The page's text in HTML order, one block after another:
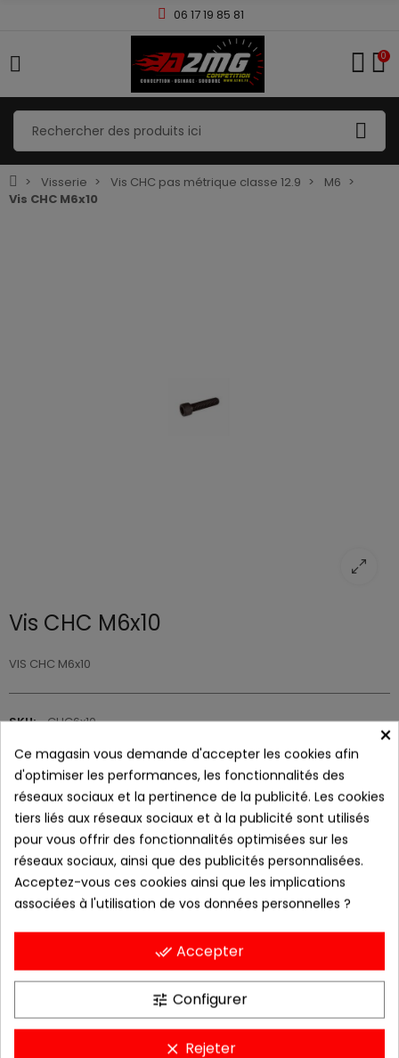
06 17 19 85 81
0
Visserie Vis CHC pas métrique classe 12.9
M6
Vis CHC M6x10
Vis CHC M6x10
VIS CHC M6x10
SKU: CHC6x10
0,10 €
− AJOUTER AU PANIER
Ajouter à la liste de souhaits
ajouter pour comparer
DESCRIPTION
×
Ce magasin vous demande d'accepter les cookies afin
d'optimiser les performances, les fonctionnalités des
réseaux sociaux et la pertinence de la publicité. Les cookies
tiers liés aux réseaux sociaux et à la publicité sont utilisés
pour vous offrir des fonctionnalités optimisées sur les
réseaux sociaux, ainsi que des publicités personnalisées.
Acceptez-vous ces cookies ainsi que les implications
associées à l'utilisation de vos données personnelles ?
done_all Accepter
tune Configurer
clear Rejeter